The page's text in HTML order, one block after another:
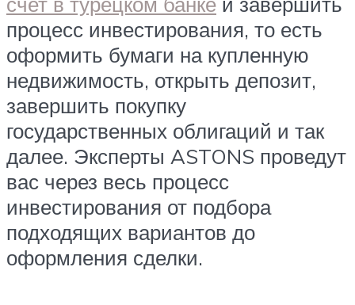
процесс инвестирования, то есть
оформить бумаги на купленную
недвижимость, открыть депозит,
завершить покупку
государственных облигаций и так
далее. Эксперты ASTONS проведут
вас через весь процесс
инвестирования от подбора
подходящих вариантов до
оформления сделки.